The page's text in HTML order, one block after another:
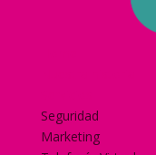
Seguridad
Marketing